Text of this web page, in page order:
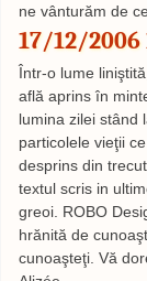
ne vânturăm de
17/12/2006
Într-o lume
află aprins în
lumina zilei stând
particolele vieţii
desprins din
textul scris in
greoi. ROBO
hrănită de
cunoaşteţi. Vă